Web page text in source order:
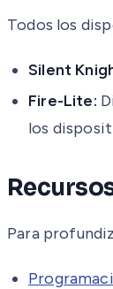
Todos los
Silent
Fire-Lite:
los
Para